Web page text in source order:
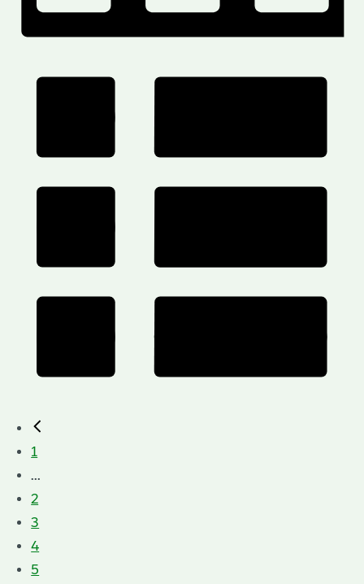
1
...
2
3
4
5